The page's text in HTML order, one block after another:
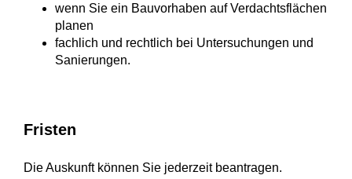
wenn Sie ein Bauvorhaben auf Verdachtsflächen
planen
fachlich und rechtlich bei Untersuchungen und
Sanierungen.
Fristen
Die Auskunft können Sie jederzeit beantragen.